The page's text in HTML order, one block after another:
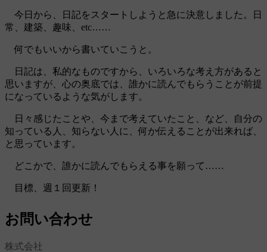
今日から、日記をスタートしようと急に決意しました。日
常、建築、趣味、etc……
何でもいいから書いていこうと。
日記は、私的なものですから、いろいろな考え方があると
思いますが、心の奥底では、誰かに読んでもらうことが前提
になっているような気がします。
日々感じたことや、今まで考えていたこと、など、自分の
知っている人、知らない人に、何か伝えることが出来れば、
と思っています。
どこかで、誰かに読んでもらえる事を願って……
目標、週１回更新！
お問い合わせ
株式会社